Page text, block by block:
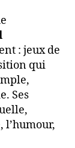
: jeux de
qui
Ses